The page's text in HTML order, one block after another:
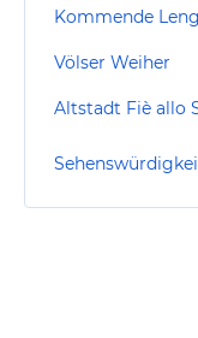
Kommende
Völser Weiher